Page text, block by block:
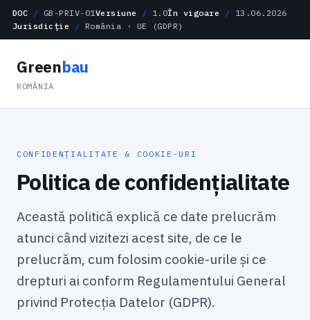
DOC / GB-PRIV-01Versiune / 1.0În vigoare / 13.06.2026
Jurisdicție
/ România · UE (GDPR)
Greenbau
ROMÂNIA
CONFIDENȚIALITATE & COOKIE-URI
Politica de confidențialitate
Această politică explică ce date prelucrăm
atunci când vizitezi acest site, de ce le
prelucrăm, cum folosim cookie-urile și ce
drepturi ai conform Regulamentului General
privind Protecția Datelor (GDPR).